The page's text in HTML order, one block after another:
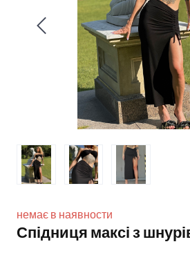
немає в наявности
Спідниця максі з